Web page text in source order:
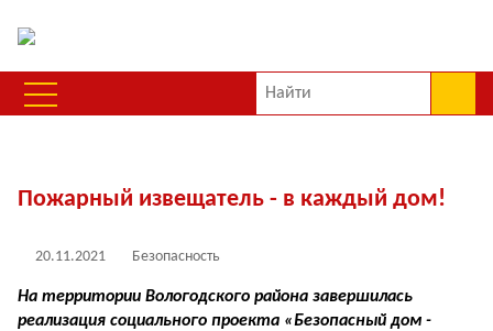
Пожарный извещатель - в каждый дом!
20.11.2021 Безопасность
На территории Вологодского района завершилась
реализация социального проекта «Безопасный дом -